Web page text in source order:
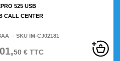
525 USB
CALL CENTER
– SKU IM-CJ02181
50€TTC